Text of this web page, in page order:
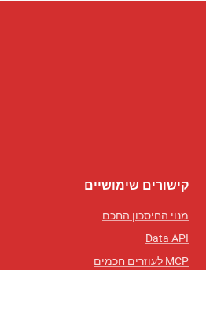
קישורים שימושיים
מנוי החיסכון החכם
Data API
MCP לעוזרים חכמים